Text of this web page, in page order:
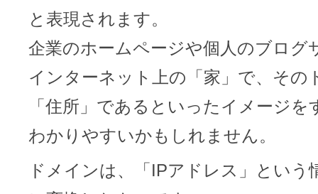
VPS
Linuxの運用に最適な仮想化環境を用
VPS
お名前.com 転送Plus
ドメインのセキュリティ診断を
販売パートナー制度
ドメイン販売パートナー
API連携や後払いが可能なプログラム
と表現されます。
企業のホームページや個人のブログ
インターネット上の「家」で、その
「住所」であるといったイメージを
わかりやすいかもしれません。
ドメインは、「IPアドレス」という